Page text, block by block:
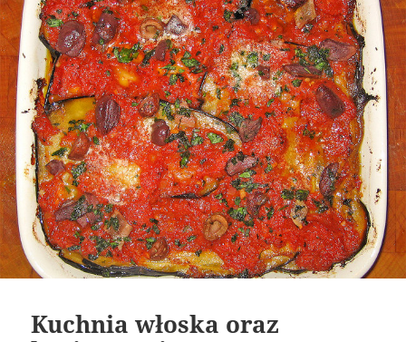
Kuchnia włoska oraz